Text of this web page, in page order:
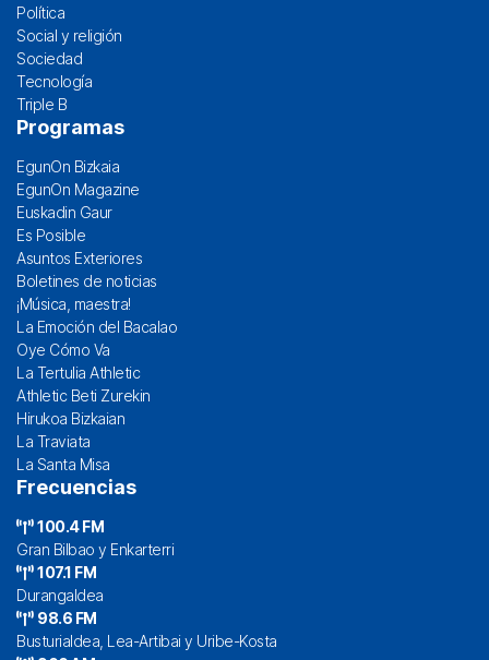
Política
Social y religión
Sociedad
Tecnología
Triple B
Programas
EgunOn Bizkaia
EgunOn Magazine
Euskadin Gaur
Es Posible
Asuntos Exteriores
Boletines de noticias
¡Música, maestra!
La Emoción del Bacalao
Oye Cómo Va
La Tertulia Athletic
Athletic Beti Zurekin
Hirukoa Bizkaian
La Traviata
La Santa Misa
Frecuencias
100.4 FM
Gran Bilbao y Enkarterri
107.1 FM
Durangaldea
98.6 FM
Busturialdea, Lea-Artibai y Uribe-Kosta